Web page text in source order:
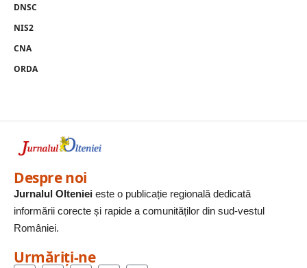
DNSC
NIS2
CNA
ORDA
Despre noi
Jurnalul Olteniei este o publicație regională dedicată
informării corecte și rapide a comunităților din sud-vestul
României.
Urmăriți-ne